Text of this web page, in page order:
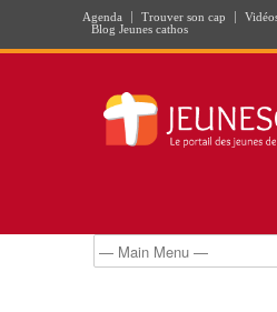
Agenda Trouver son cap
Blog Jeunes cathos